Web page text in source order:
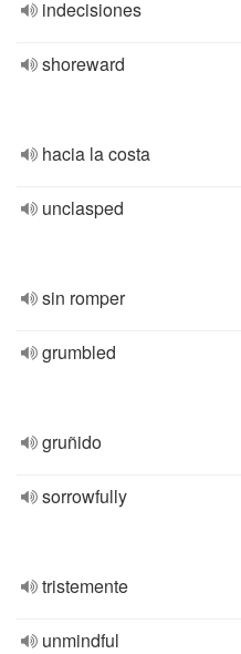
indecisiones
shoreward
hacia la costa
unclasped
sin romper
grumbled
gruñido
sorrowfully
tristemente
unmindful